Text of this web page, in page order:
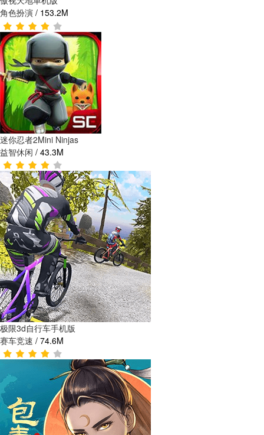
角色扮演 / 153.2M
迷你忍者2Mini Ninjas
益智休闲 / 43.3M
极限3d自行车手机版
赛车竞速 / 74.6M